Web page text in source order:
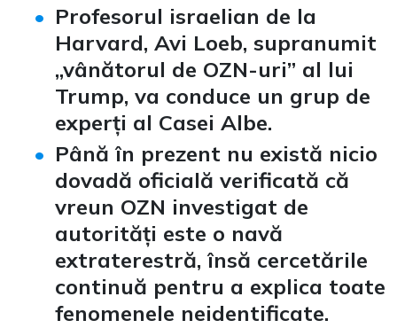
Profesorul israelian de la
Harvard, Avi Loeb, supranumit
„vânătorul de OZN-uri” al lui
Trump, va conduce un grup de
experți al Casei Albe.
Până în prezent nu există nicio
dovadă oficială verificată că
vreun OZN investigat de
autorități este o navă
extraterestră, însă cercetările
continuă pentru a explica toate
fenomenele neidentificate.